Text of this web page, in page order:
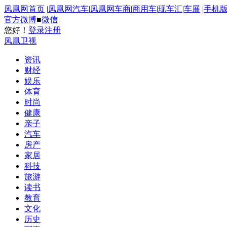
凤凰网首页 |凤凰网汽车|凤凰网车商|商用车|现车汇|车展 |手机版
官方微博■微信
您好！ 登录注册
凤凰卫视
资讯
财经
娱乐
体育
时尚
健康
亲子
汽车
房产
家居
科技
旅游
读书
教育
文化
历史